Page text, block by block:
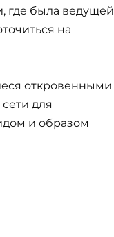
где была ведущей
на
откровенными
для
и образом